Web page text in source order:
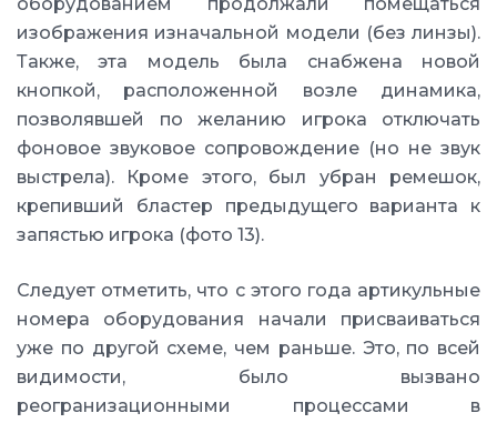
изображения изначальной модели (без линзы).
Также, эта модель была снабжена новой
кнопкой, расположенной возле динамика,
позволявшей по желанию игрока отключать
фоновое звуковое сопровождение (но не звук
выстрела). Кроме этого, был убран ремешок,
крепивший бластер предыдущего варианта к
запястью игрока (фото 13).
Следует отметить, что с этого года артикульные
номера оборудования начали присваиваться
уже по другой схеме, чем раньше. Это, по всей
видимости, было вызвано
реогранизационными процессами в